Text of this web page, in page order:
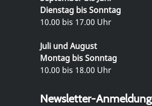
Dienstag bis Sonntag
10.00 bis 17.00 Uhr
Juli und August
Montag bis Sonntag
10.00 bis 18.00 Uhr
Newsletter-Anmeldung